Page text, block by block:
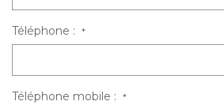
Téléphone : *
Téléphone mobile : *